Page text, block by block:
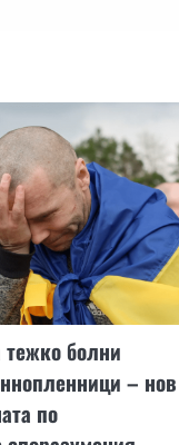
болни
– нов
по